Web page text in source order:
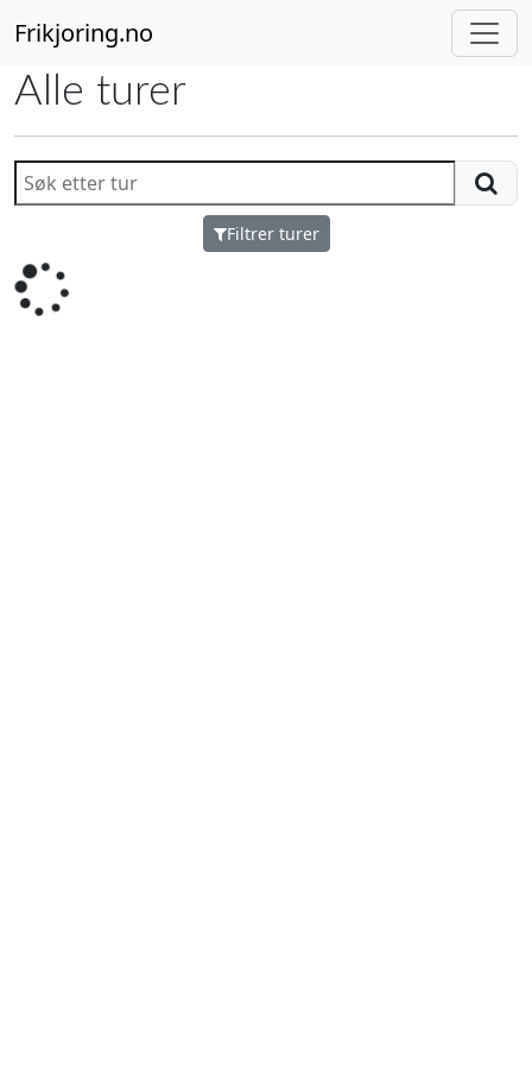
Frikjoring.no
Alle turer
Filtrer turer